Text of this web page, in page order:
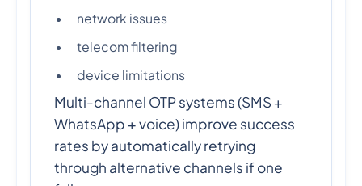
network issues
telecom filtering
device limitations
Multi-channel OTP systems (SMS +
WhatsApp + voice) improve success
rates by automatically retrying
through alternative channels if one